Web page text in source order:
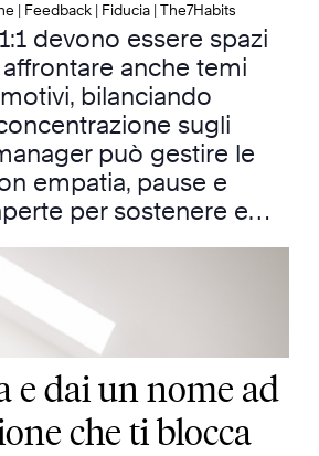
| Feedback | Fiducia |The7Habits
devono essere spazi
anche temi
bilanciando
sugli
può gestire le
empatia, pause e
per sostenere e…
e dai un nome ad
che ti blocca